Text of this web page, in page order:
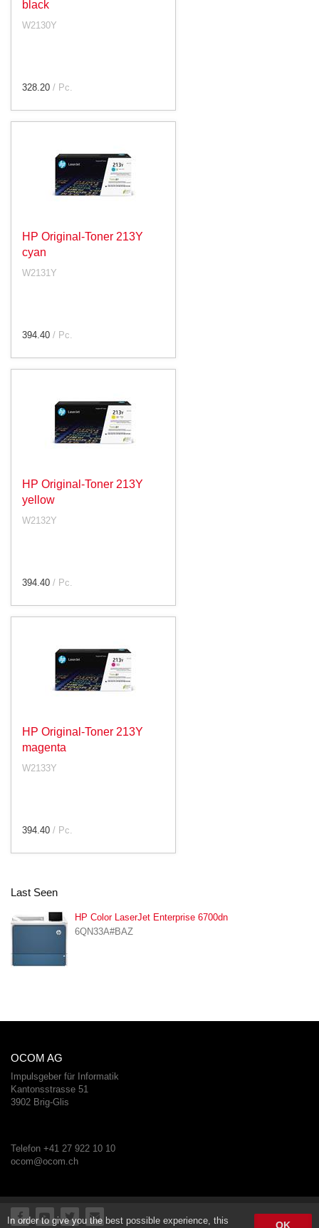
black
W2130Y
328.20 / Pc.
HP Original-Toner 213Y
cyan
W2131Y
394.40 / Pc.
HP Original-Toner 213Y
yellow
W2132Y
394.40 / Pc.
HP Original-Toner 213Y
magenta
W2133Y
394.40 / Pc.
Last Seen
HP Color LaserJet Enterprise 6700dn
6QN33A#BAZ
OCOM AG
Impulsgeber für Informatik
Kantonsstrasse 51
3902 Brig-Glis
Telefon +41 27 922 10 10
ocom@ocom.ch
OK
In order to give you the best possible experience, this